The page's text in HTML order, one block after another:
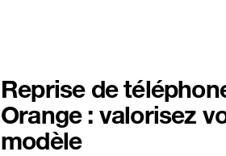
Reprise de
Orange : valorisez
modèle